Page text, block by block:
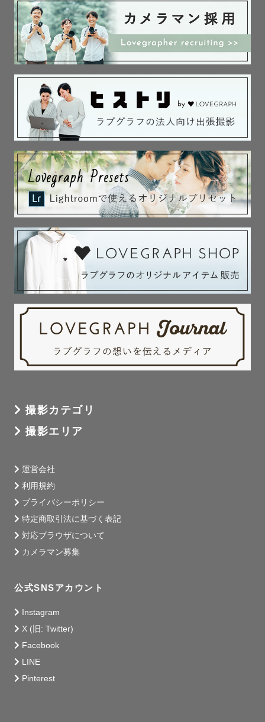
撮影カテゴリ
撮影エリア
運営会社
利用規約
プライバシーポリシー
特定商取引法に基づく表記
対応ブラウザについて
カメラマン募集
公式SNSアカウント
Instagram
X (旧: Twitter)
Facebook
LINE
Pinterest